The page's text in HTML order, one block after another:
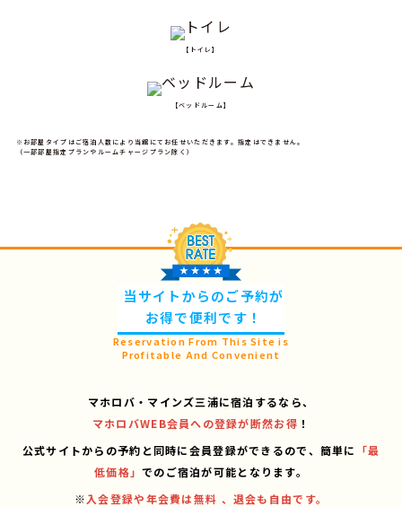
【トイレ】
【ベッドルーム】
※お部屋タイプはご宿泊人数により当館にてお任せいただきます。指定はできません。
（一部部屋指定プランやルームチャージプラン除く）
当サイトからのご予約が
お得で便利です！
Reservation From This Site is
Profitable And Convenient
マホロバ・マインズ三浦に宿泊するなら、
マホロバWEB会員への登録が断然お得 ！
公式サイトからの予約と同時に会員登録ができるので、 簡単に 「最
低価格」でのご宿泊が可能となります。
※ 入会登録や年会費は無料 、退会も自由です。